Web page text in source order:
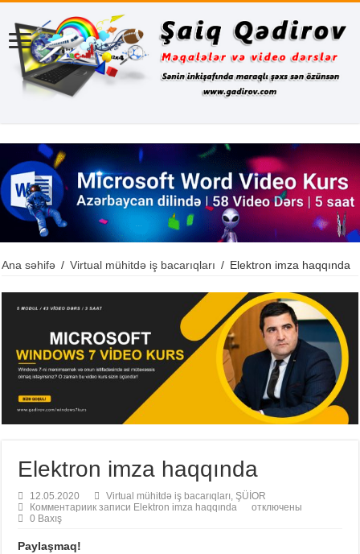
Ana səhifə / Virtual mühitdə iş bacarıqları / Elektron imza haqqında
Elektron imza haqqında
12.05.2020 Virtual mühitdə iş bacarıqları, ŞÜİOR
Комментариик записи Elektron imza haqqında
отключены
0 Baxış
Paylaşmaq!